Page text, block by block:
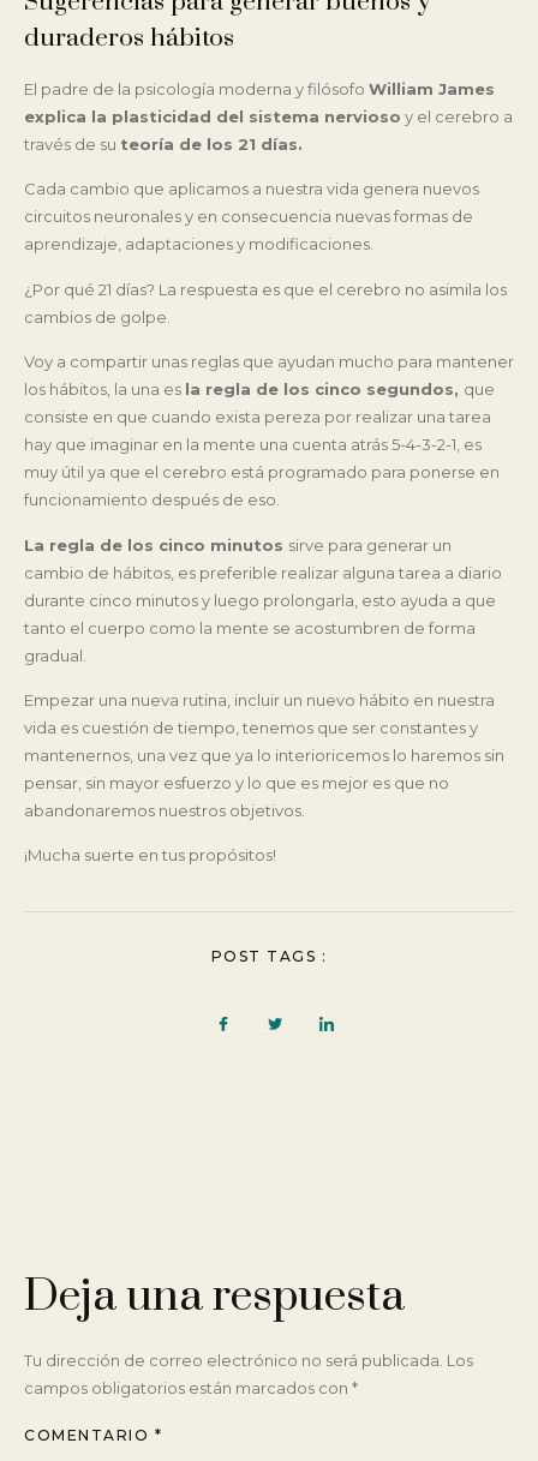
duraderos hábitos
El padre de la psicología moderna y filósofo William James
explica la plasticidad del sistema nervioso y el cerebro a
través de su teoría de los 21 días.
Cada cambio que aplicamos a nuestra vida genera nuevos
circuitos neuronales y en consecuencia nuevas formas de
aprendizaje, adaptaciones y modificaciones.
¿Por qué 21 días? La respuesta es que el cerebro no asimila los
cambios de golpe.
Voy a compartir unas reglas que ayudan mucho para mantener
los hábitos, la una es la regla de los cinco segundos, que
consiste en que cuando exista pereza por realizar una tarea
hay que imaginar en la mente una cuenta atrás 5-4-3-2-1, es
muy útil ya que el cerebro está programado para ponerse en
funcionamiento después de eso.
La regla de los cinco minutos sirve para generar un
cambio de hábitos, es preferible realizar alguna tarea a diario
durante cinco minutos y luego prolongarla, esto ayuda a que
tanto el cuerpo como la mente se acostumbren de forma
gradual.
Empezar una nueva rutina, incluir un nuevo hábito en nuestra
vida es cuestión de tiempo, tenemos que ser constantes y
mantenernos, una vez que ya lo interioricemos lo haremos sin
pensar, sin mayor esfuerzo y lo que es mejor es que no
abandonaremos nuestros objetivos.
¡Mucha suerte en tus propósitos!
POST TAGS :
Deja una respuesta
Tu dirección de correo electrónico no será publicada. Los
campos obligatorios están marcados con *
COMENTARIO *